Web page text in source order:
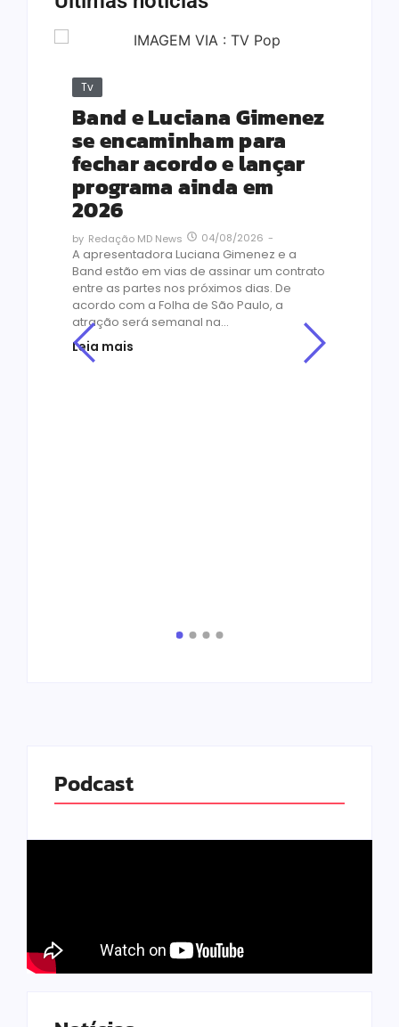
Tv
Band e Luciana Gimenez
se encaminham para
fechar acordo e lançar
programa ainda em
2026
by Redação MD News 04/08/2026 -
A apresentadora Luciana Gimenez e a
Band estão em vias de assinar um contrato
entre as partes nos próximos dias. De
acordo com a Folha de São Paulo, a
atração será semanal na...
Leia mais
Podcast